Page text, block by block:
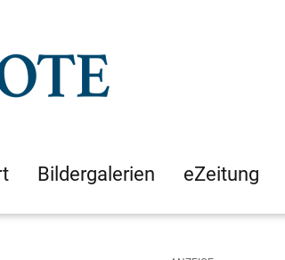
Bildergalerien eZeitung